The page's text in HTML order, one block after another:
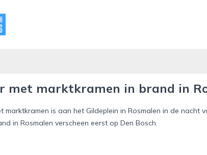
met marktkramen in brand in
marktkramen is aan het Gildeplein in Rosmalen in de
in Rosmalen verscheen eerst op Den Bosch.